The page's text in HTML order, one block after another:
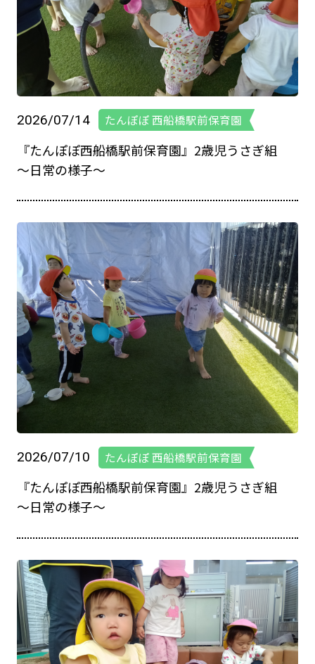
2026/07/14 たんぽぽ 西船橋駅前保育園
『たんぽぽ西船橋駅前保育園』2歳児うさぎ組
～日常の様子～
2026/07/10 たんぽぽ 西船橋駅前保育園
『たんぽぽ西船橋駅前保育園』2歳児うさぎ組
～日常の様子～